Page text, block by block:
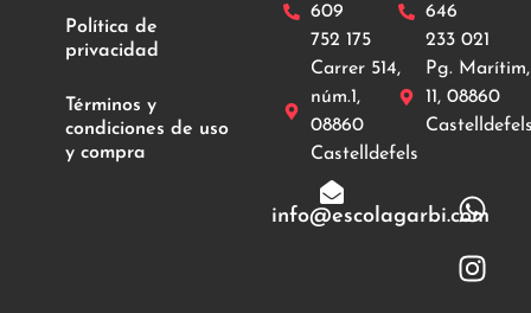
Política de
privacidad
Términos y
condiciones de uso
y compra
609
752 175
Carrer 514,
núm.1,
08860
Castelldefels
646
233 021
Pg. Marítim,
11, 08860
info@escolagarbi.com